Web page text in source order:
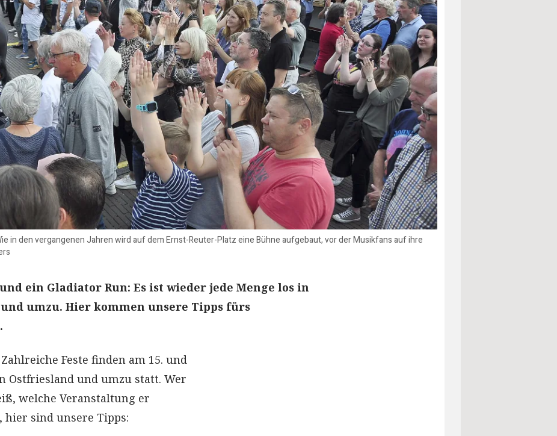
in den vergangenen Jahren wird auf dem Ernst-Reuter-Platz eine Bühne aufgebaut, vor der Musikfans auf ihre
ein Gladiator Run: Es ist wieder jede Menge los in
umzu. Hier kommen unsere Tipps fürs
Feste finden am 15. und
Ostfriesland und umzu statt. Wer
welche Veranstaltung er
hier sind unsere Tipps: